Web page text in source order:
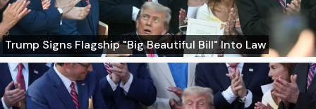
Trump Signs Flagship "Big Beautiful Bill" Into Law